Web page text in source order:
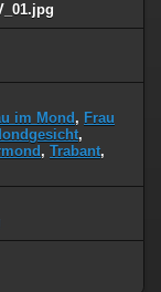
im Mond, Frau
,
, Trabant,